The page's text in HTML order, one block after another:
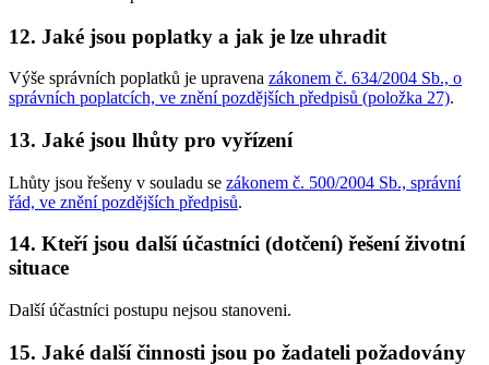
12. Jaké jsou poplatky a jak je lze uhradit
Výše správních poplatků je upravena zákonem č. 634/2004 Sb., o
správních poplatcích, ve znění pozdějších předpisů (položka 27).
13. Jaké jsou lhůty pro vyřízení
Lhůty jsou řešeny v souladu se zákonem č. 500/2004 Sb., správní
řád, ve znění pozdějších předpisů.
14. Kteří jsou další účastníci (dotčení) řešení životní
situace
Další účastníci postupu nejsou stanoveni.
15. Jaké další činnosti jsou po žadateli požadovány